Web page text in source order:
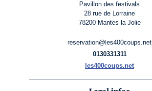
Pavillon des festivals
28 rue de Lorraine
78200 Mantes-la-Jolie
reservation@les400coups.net
0130331311
les400coups.net